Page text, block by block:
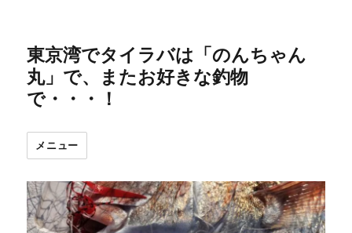
東京湾でタイラバは「のんちゃん
丸」で、またお好きな釣物
で・・・！
メニュー